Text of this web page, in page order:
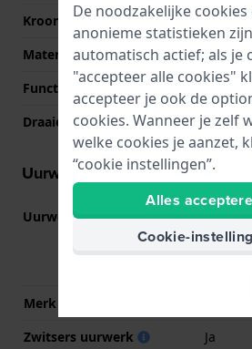
Kroon
Materiaal bezel
Functie bezel
Draaiende bezel
Eén
Uurwerk informatie
Uurwerk nr.
Merk uurwerk
Zwitsers uurwerk
Ja
De noodzakelijke cookies
anonieme statistieken
automatisch actief; als je
"accepteer alle cookies"
accepteer je ook de
cookies. Wanneer je zelf
welke cookies je aanzet,
“cookie instellingen”.
Alles
Cookie-